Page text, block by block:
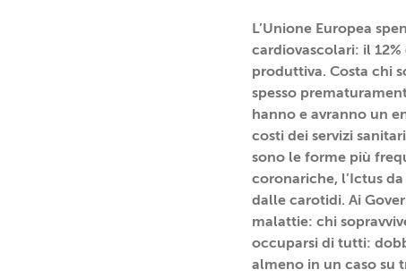
L’Unione Europea
cardiovascolari: il
produttiva. Costa chi
spesso
hanno e avranno un
costi dei servizi
sono le forme più
coronariche, l’Ictus
dalle carotidi. Ai
malattie: chi
occuparsi di tutti:
almeno in un caso su